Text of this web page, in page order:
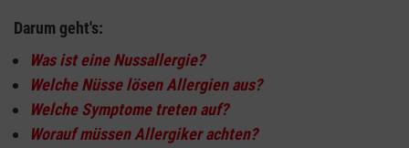
Darum geht's:
Was ist eine Nussallergie?
Welche Nüsse lösen Allergien aus?
Welche Symptome treten auf?
Worauf müssen Allergiker achten?